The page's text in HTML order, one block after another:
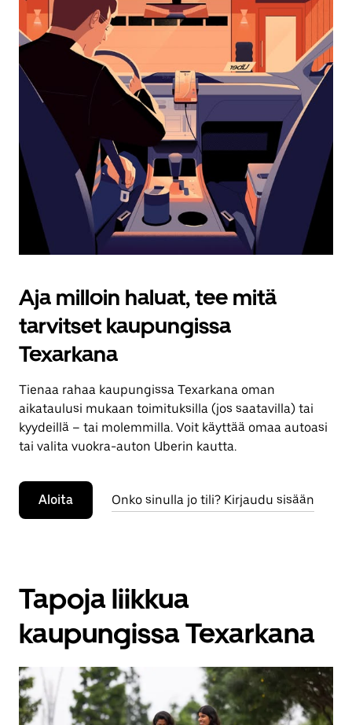
Aja milloin haluat, tee mitä
tarvitset kaupungissa
Texarkana
Tienaa rahaa kaupungissa Texarkana oman
aikataulusi mukaan toimituksilla (jos saatavilla) tai
kyydeillä – tai molemmilla. Voit käyttää omaa autoasi
tai valita vuokra-auton Uberin kautta.
Aloita Onko sinulla jo tili? Kirjaudu sisään
Tapoja liikkua
kaupungissa Texarkana